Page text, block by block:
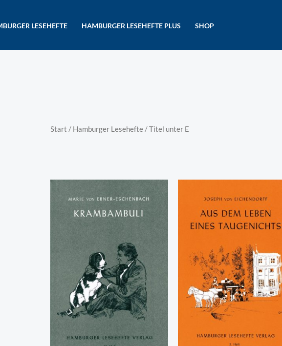
LESEHEFTE HAMBURGER LESEHEFTE PLUS SHOP
Start / Hamburger Lesehefte/ Titel unter E